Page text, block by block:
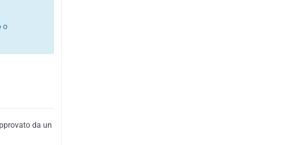
o
cultura,
da un